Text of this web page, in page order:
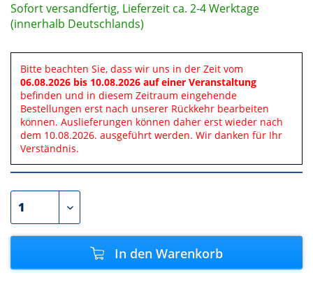
Sofort versandfertig, Lieferzeit ca. 2-4 Werktage
(innerhalb Deutschlands)
Bitte beachten Sie, dass wir uns in der Zeit vom
06.08.2026 bis 10.08.2026 auf einer Veranstaltung
befinden und in diesem Zeitraum eingehende
Bestellungen erst nach unserer Rückkehr bearbeiten
können. Auslieferungen können daher erst wieder nach
dem 10.08.2026. ausgeführt werden. Wir danken für Ihr
Verständnis.
In den Warenkorb